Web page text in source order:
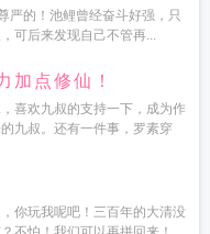
严的！池鲤曾经奋斗好强，只
可后来发现自己不管再...
加点修仙！
喜欢九叔的支持一下，成为作
九叔。还有一件事，罗素穿
你玩我呢吧！三百年的大清没